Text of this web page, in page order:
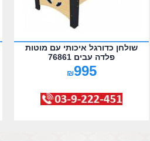
שולחן כדורגל איכותי עם מוטות
פלדה עבים 76861
₪995